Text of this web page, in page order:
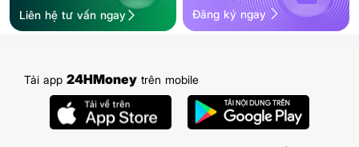
Liên hệ tư vấn ngay Đăng ký ngay
Tải app 24HMoney trên mobile